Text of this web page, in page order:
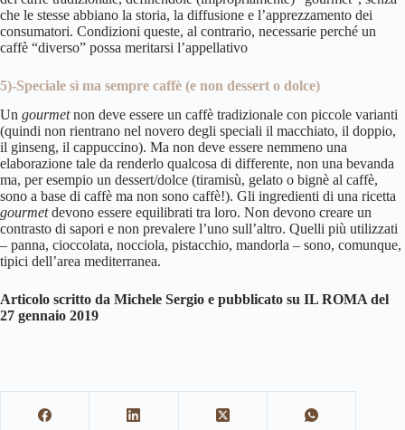
che le stesse abbiano la storia, la diffusione e l’apprezzamento dei
consumatori. Condizioni queste, al contrario, necessarie perché un
caffè “diverso” possa meritarsi l’appellativo
5)-Speciale sì ma sempre caffè (e non dessert o dolce)
Un gourmetnon deve essere un caffè tradizionale con piccole varianti
(quindi non rientrano nel novero degli speciali il macchiato, il doppio,
il ginseng, il cappuccino). Ma non deve essere nemmeno una
elaborazione tale da renderlo qualcosa di differente, non una bevanda
ma, per esempio un dessert/dolce (tiramisù, gelato o bignè al caffè,
sono a base di caffè ma non sono caffè!). Gli ingredienti di una ricetta
gourmetdevono essere equilibrati tra loro. Non devono creare un
contrasto di sapori e non prevalere l’uno sull’altro. Quelli più utilizzati
– panna, cioccolata, nocciola, pistacchio, mandorla – sono, comunque,
tipici dell’area mediterranea.
Articolo scritto da Michele Sergio e pubblicato su IL ROMA del
27 gennaio 2019